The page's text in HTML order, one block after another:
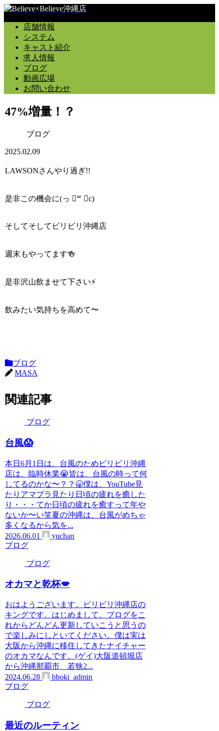
店舗情報
システム
キャスト紹介
求人情報
ブログ
動画広場
お問い合わせ
47%増量！？
ブログ
2025.02.09
LAWSONさんやり過ぎ!!
是非この機会に‪(っ ॑꒳ ॑c)
そしてそしてビリビリ沖縄店
週末もやってます🍻
是非沢山飲ませて下さい⚡️
飲みたい気持ちを高めて〜
ブログ
MASA
関連記事
ブログ
台風😱
本日6月1日は、台風のためビリビリ沖縄
店は、臨時休業😭皆は、台風の時って何
してるのかな〜？？🥱僕は、YouTube見
たりアマプラ見たり日頃の疲れを癒した
り・・・てか日頃の疲れを癒すって年や
ないか〜い笑夏の沖縄は、台風がめちゃ
多くなるから気を...
2026.06.01
yuchan
ブログ
ブログ
オカマと乾杯💋
おはようございます。ビリビリ沖縄店の
キングです。はじめまして。ブログをこ
れからどんどん更新していこうと思うの
で楽しみにしといてください。僕は実は
大阪から沖縄に移住してきたナイチャー
のオカマなんです。(ゲイ)大阪道頓堀店
から沖縄那覇市 若狭2...
2024.06.28
bboki_admin
ブログ
ブログ
最近のルーティン